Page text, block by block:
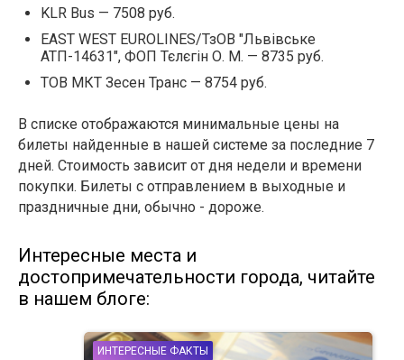
KLR Bus — 7508 руб.
EAST WEST EUROLINES/ТзОВ "Львівське
АТП-14631", ФОП Тєлєгін О. М. — 8735 руб.
ТОВ МКТ Зесен Транс — 8754 руб.
В списке отображаются минимальные цены на
билеты найденные в нашей системе за последние 7
дней. Стоимость зависит от дня недели и времени
покупки. Билеты с отправлением в выходные и
праздничные дни, обычно - дороже.
Интересные места и
достопримечательности города, читайте
в нашем блоге:
ИНТЕРЕСНЫЕ ФАКТЫ